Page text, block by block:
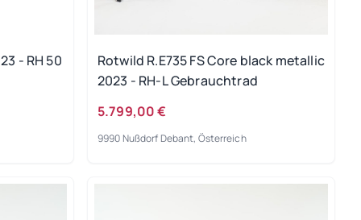
- RH 50
Rotwild R.E735 FS Core black metallic
2023 - RH-L Gebrauchtrad
5.799,00 €
9990 Nußdorf Debant, Österreich